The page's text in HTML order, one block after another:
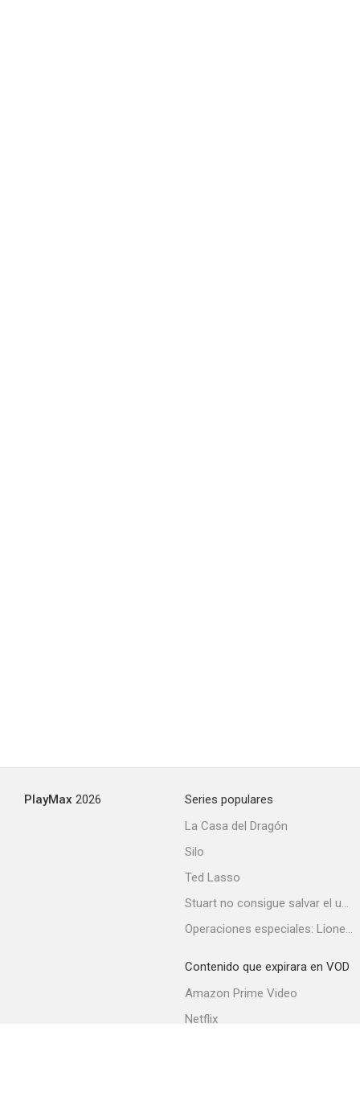
PlayMax 2026
Series populares
La Casa del Dragón
Silo
Ted Lasso
Stuart no consigue salvar el universo
Operaciones especiales: Lioness
Contenido que expirara en VOD
Amazon Prime Video
Netflix